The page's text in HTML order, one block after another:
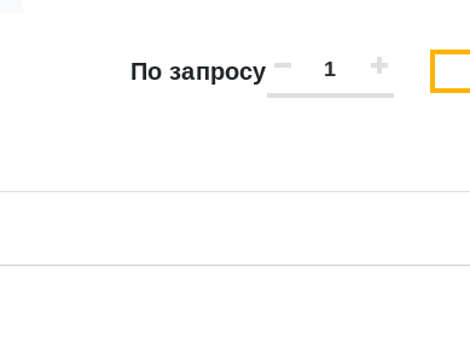
По запросу
звонок